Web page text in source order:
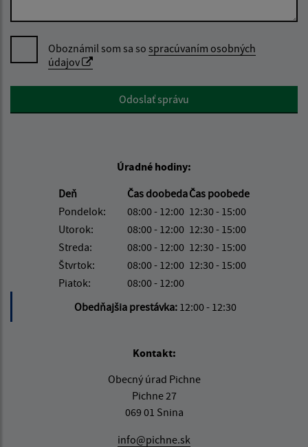
Oboznámil som sa so spracúvaním osobných
údajov
Google reCaptcha ResponseOdoslať správu
Úradné hodiny:
Deň
Čas doobedaČas poobede
Pondelok:
08:00 - 12:00 12:30 - 15:00
Utorok:
08:00 - 12:00 12:30 - 15:00
Streda:
08:00 - 12:00 12:30 - 15:00
Štvrtok:
08:00 - 12:00 12:30 - 15:00
Piatok:
08:00 - 12:00
Obedňajšia prestávka: 12:00 - 12:30
Kontakt:
Obecný úrad Pichne
Pichne 27
069 01 Snina
info@pichne.sk